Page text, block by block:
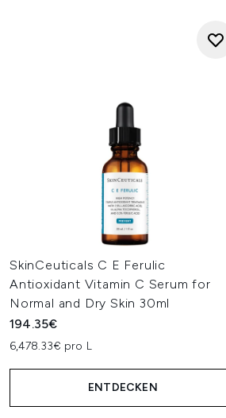
SkinCeuticals C E Ferulic
Antioxidant Vitamin C Serum for
Normal and Dry Skin 30ml
194.35€
6,478.33€ pro L
ENTDECKEN